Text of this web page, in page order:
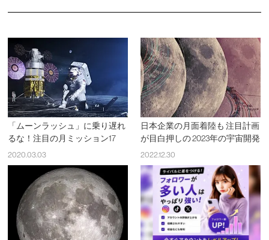
「ムーンラッシュ」に乗り遅れ
るな！注目の月ミッション17
2020.03.03
日本企業の月面着陸も 注目計画
が目白押しの 2023年の宇宙開発
2022.12.30